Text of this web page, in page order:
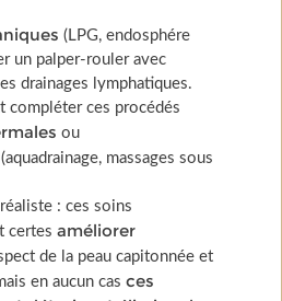
(LPG, endosphére
un palper-rouler avec
drainages lymphatiques.
compléter ces procédés
ou
massages sous
: ces soins
certes améliorer
de la peau capitonnée et
en aucun cas ces